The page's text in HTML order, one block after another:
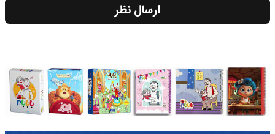
ارسال نظر